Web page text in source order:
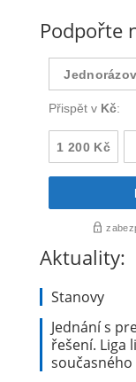
Podpořte
Aktuality:
Stanovy
Jednání s
řešení. Liga